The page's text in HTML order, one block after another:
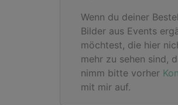
Wenn du deiner
Bilder aus Events
möchtest, die hier
mehr zu sehen sind,
nimm bitte vorher
mit mir auf.